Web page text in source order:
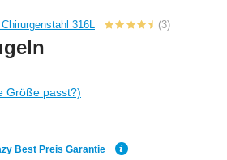
316L (3)
Größe passt?)
Best Preis Garantie